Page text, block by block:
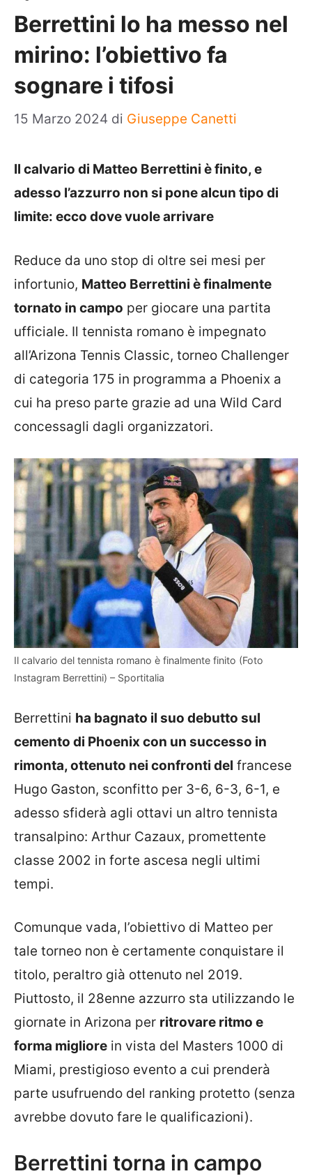
Berrettini lo ha messo nel
mirino: l’obiettivo fa
sognare i tifosi
15 Marzo 2024 di Giuseppe Canetti
Il calvario di Matteo Berrettini è finito, e
adesso l’azzurro non si pone alcun tipo di
limite: ecco dove vuole arrivare
Reduce da uno stop di oltre sei mesi per
infortunio, Matteo Berrettini è finalmente
tornato in campo per giocare una partita
ufficiale. Il tennista romano è impegnato
all’Arizona Tennis Classic, torneo Challenger
di categoria 175 in programma a Phoenix a
cui ha preso parte grazie ad una Wild Card
concessagli dagli organizzatori.
Il calvario del tennista romano è finalmente finito (Foto
Instagram Berrettini) – Sportitalia
Berrettini ha bagnato il suo debutto sul
cemento di Phoenix con un successo in
rimonta, ottenuto nei confronti del francese
Hugo Gaston, sconfitto per 3-6, 6-3, 6-1, e
adesso sfiderà agli ottavi un altro tennista
transalpino: Arthur Cazaux, promettente
classe 2002 in forte ascesa negli ultimi
tempi.
Comunque vada, l’obiettivo di Matteo per
tale torneo non è certamente conquistare il
titolo, peraltro già ottenuto nel 2019.
Piuttosto, il 28enne azzurro sta utilizzando le
giornate in Arizona per ritrovare ritmo e
forma migliore in vista del Masters 1000 di
Miami, prestigioso evento a cui prenderà
parte usufruendo del ranking protetto (senza
avrebbe dovuto fare le qualificazioni).
Berrettini torna in campo